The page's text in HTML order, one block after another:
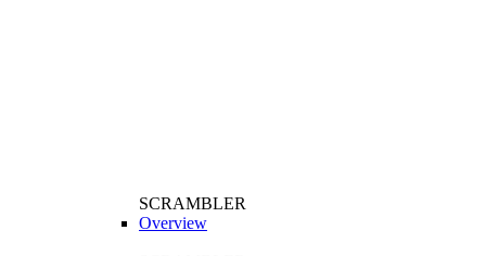
SCRAMBLER
Overview